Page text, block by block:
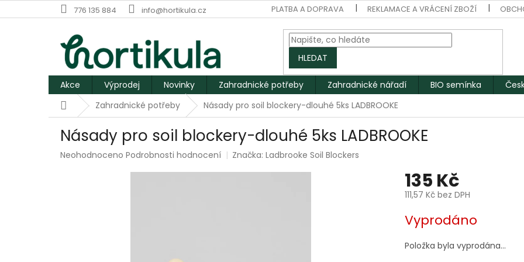
na
776 135 884 info@hortikula.cz PLATBA A DOPRAVA REKLAMACE A VRÁCENÍ ZBOŽÍ
HLEDAT
Akce Výprodej Novinky Zahradnické potřeby Zahradnické nářadí BIO semínka
DomůZahradnické potřeby Násady pro soil blockery-dlouhé 5ks LADBROOKE
Násady pro soil blockery-dlouhé 5ks LADBROOKE
Průměrné
Neohodnoceno Podrobnosti hodnocení Značka:Ladbrooke Soil Blockers
135 Kč
111,57 Kč bez DPH
cena:
Vyprodáno
Položka byla vyprodána…